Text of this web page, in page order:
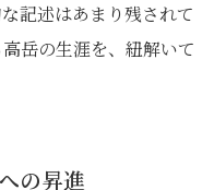
記述はあまり残されて
岳の生涯を、紐解いて
の昇進